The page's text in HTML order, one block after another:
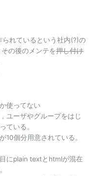
れているという社内(?)の
の後のメンテを押し付け
使ってない
ユーザやグループをはじ
ている。
10個分用意されている。
にplain textとhtmlが混在